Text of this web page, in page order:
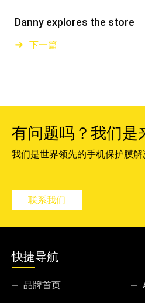
下一篇
Danny explores the store
有问题吗？我们是
我们是世界领先的手机保护膜
联系我们
快捷导航
品牌首页